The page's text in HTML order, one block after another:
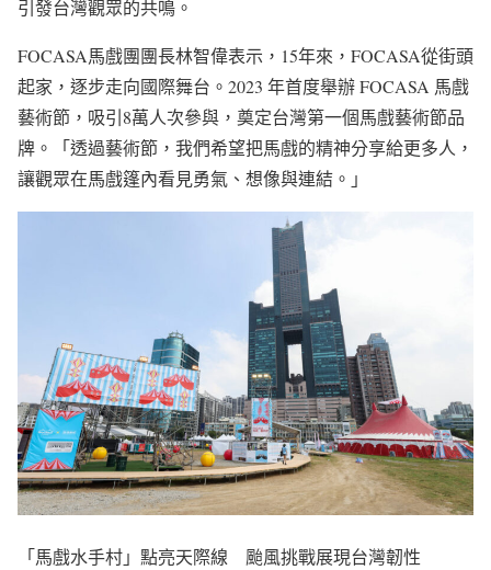
引發台灣觀眾的共鳴。
FOCASA馬戲團團長林智偉表示，15年來，FOCASA從街頭
起家，逐步走向國際舞台。2023 年首度舉辦 FOCASA 馬戲
藝術節，吸引8萬人次參與，奠定台灣第一個馬戲藝術節品
牌。「透過藝術節，我們希望把馬戲的精神分享給更多人，
讓觀眾在馬戲篷內看見勇氣、想像與連結。」
「馬戲水手村」點亮天際線 颱風挑戰展現台灣韌性